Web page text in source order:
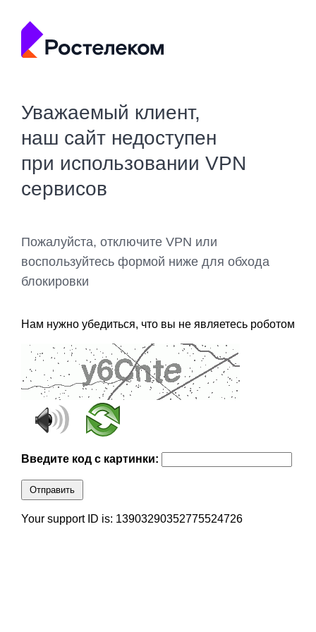
Уважаемый клиент,
наш сайт недоступен
при использовании VPN
сервисов
Пожалуйста, отключите VPN или
воспользуйтесь формой ниже для обхода
блокировки
Нам нужно убедиться, что вы не являетесь роботом
Введите код с картинки:
Отправить
Your support ID is: 13903290352775524726